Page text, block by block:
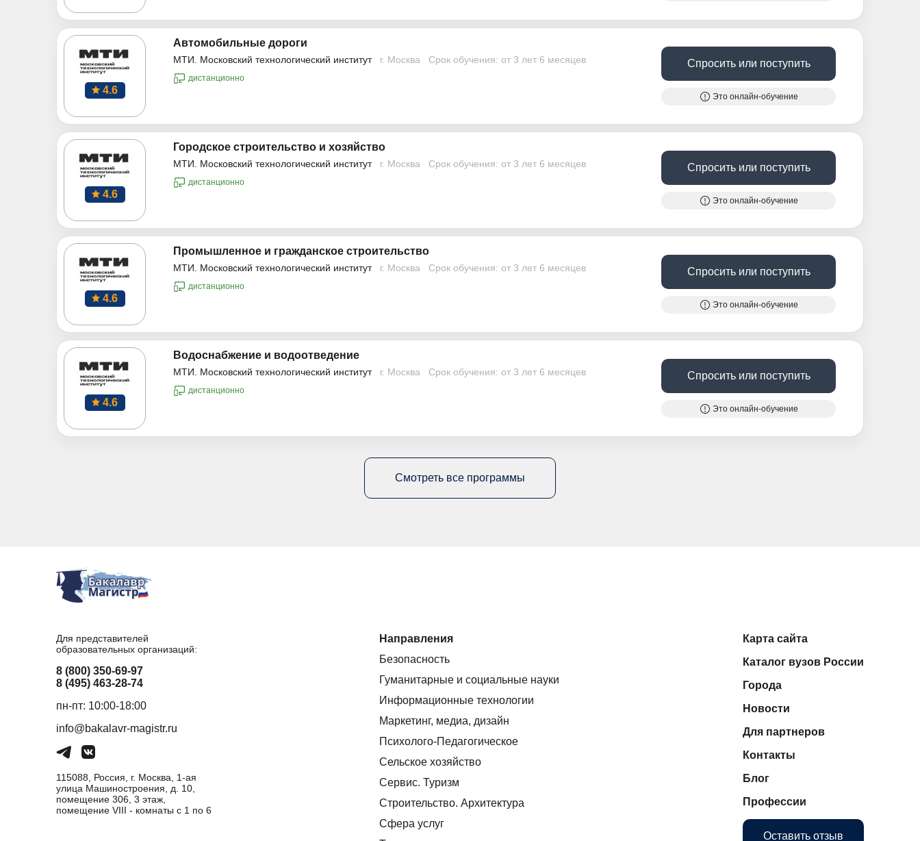
4.6
Автомобильные дороги
МТИ. Московский технологический институт г. Москва Срок обучения: от 3 лет 6 месяцев
дистанционно
Спросить или поступить
Это онлайн-обучение
4.6
Городское строительство и хозяйство
МТИ. Московский технологический институт г. Москва Срок обучения: от 3 лет 6 месяцев
дистанционно
Спросить или поступить
Это онлайн-обучение
4.6
Промышленное и гражданское строительство
МТИ. Московский технологический институт г. Москва Срок обучения: от 3 лет 6 месяцев
дистанционно
Спросить или поступить
Это онлайн-обучение
4.6
Водоснабжение и водоотведение
МТИ. Московский технологический институт г. Москва Срок обучения: от 3 лет 6 месяцев
дистанционно
Спросить или поступить
Это онлайн-обучение
Смотреть все программы
Для представителей
образовательных организаций:
8 (800) 350-69-97
8 (495) 463-28-74
пн-пт: 10:00-18:00
info@bakalavr-magistr.ru
115088, Россия, г. Москва, 1-ая
улица Машиностроения, д. 10,
помещение 306, 3 этаж,
помещение VIII - комнаты с 1 по 6
Направления
Безопасность
Гуманитарные и социальные науки
Информационные технологии
Маркетинг, медиа, дизайн
Психолого-Педагогическое
Сельское хозяйство
Сервис. Туризм
Строительство. Архитектура
Сфера услуг
Карта сайта
Каталог вузов России
Города
Новости
Для партнеров
Контакты
Блог
Профессии
Оставить отзыв